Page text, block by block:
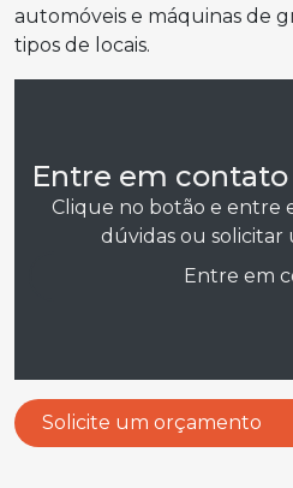
automóveis e máquinas de
tipos de locais.
Entre em
Clique no botão e entre
dúvidas ou
Entre em
Solicite um orçamento